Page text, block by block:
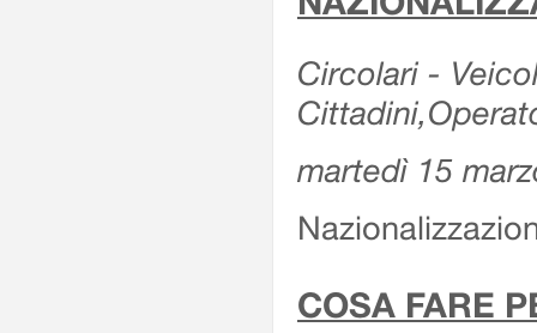
Circolari -
martedì 15
COSA FARE